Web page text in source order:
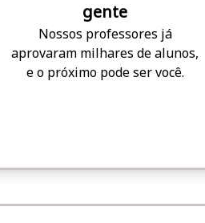
gente
Nossos professores já
aprovaram milhares de alunos,
e o próximo pode ser você.